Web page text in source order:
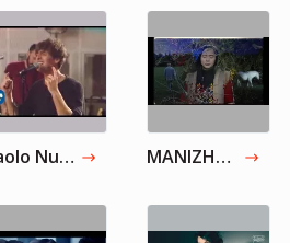
Paolo Nutini - Iron Sky [Abbey Road Live Session] MANIZHA - Сейчас дважды не случится